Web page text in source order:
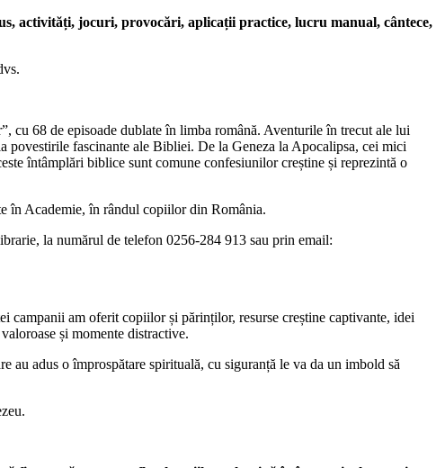
activități, jocuri, provocări, aplicații practice, lucru manual, cântece,
cu 68 de episoade dublate în limba română. Aventurile în trecut ale lui
fascinante ale Bibliei. De la Geneza la Apocalipsa, cei mici
întâmplări biblice sunt comune confesiunilor creștine și reprezintă o
în Academie, în rândul copiilor din România.
la numărul de telefon 0256-284 913 sau prin email:
campanii am oferit copiilor și părinților, resurse creștine captivante, idei
și momente distractive.
au adus o împrospătare spirituală, cu siguranță le va da un imbold să